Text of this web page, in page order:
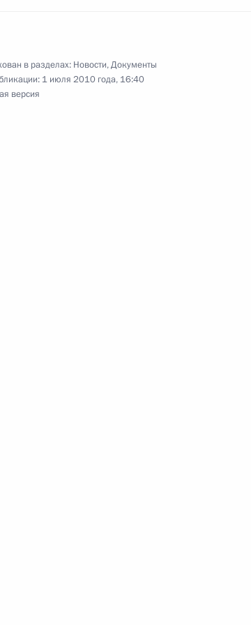
изменений в Уголовный кодекс
Уголовно-процессуального кодекса
в разделах: Новости,Документы
1 июля 2010 года, 16:40
версия